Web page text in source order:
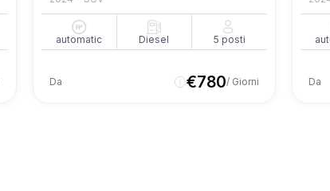
automatic Diesel 5 posti
Da €780/ Giorni Da